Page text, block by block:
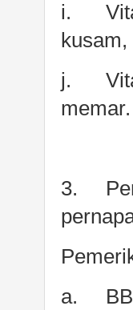
i.
j.
3.
a.